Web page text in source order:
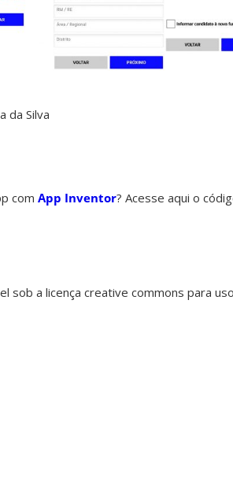
da Silva
com App Inventor? Acesse aqui o
sob a licença creative commons para